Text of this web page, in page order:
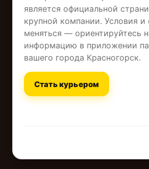
является официальной
крупной компании. Условия и
меняться — ориентируйтесь
информацию в приложении
вашего города Красногорск.
Стать курьером